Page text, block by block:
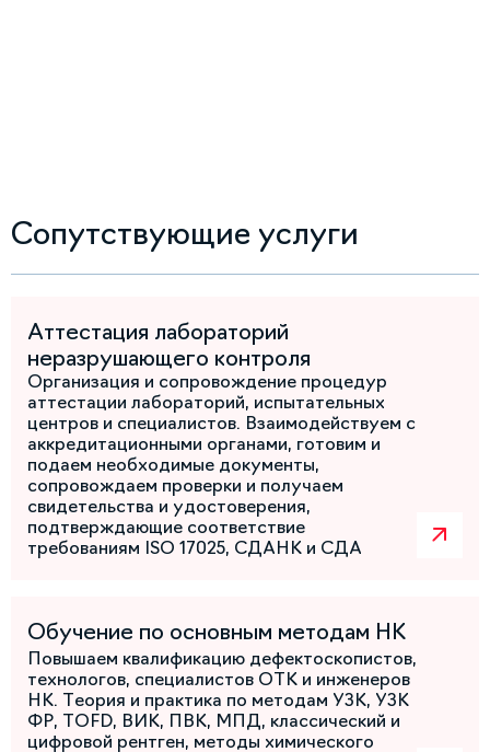
Сопутствующие услуги
Аттестация лабораторий
неразрушающего контроля
Организация и сопровождение процедур
аттестации лабораторий, испытательных
центров и специалистов. Взаимодействуем с
аккредитационными органами, готовим и
подаем необходимые документы,
сопровождаем проверки и получаем
свидетельства и удостоверения,
подтверждающие соответствие
требованиям ISO 17025, СДАНК и СДА
Обучение по основным методам НК
Повышаем квалификацию дефектоскопистов,
технологов, специалистов ОТК и инженеров
НК. Теория и практика по методам УЗК, УЗК
ФР, TOFD, ВИК, ПВК, МПД, классический и
цифровой рентген, методы химического